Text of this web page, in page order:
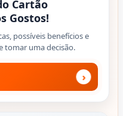
Cartão
Gostos!
possíveis benefícios e
tomar uma decisão.
›